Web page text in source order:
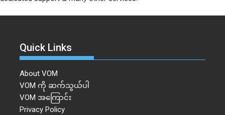
Quick Links
About VOM
VOM ကို ဆက်သွယ်ပါ
VOM အကြောင်း
Privacy Policy